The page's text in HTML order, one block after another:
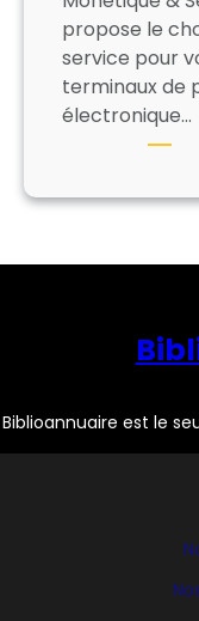
propose le
service pour
terminaux de
électronique…
Biblioannuaire est le